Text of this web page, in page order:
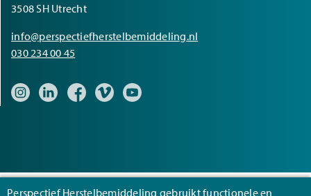
3508 SH Utrecht
info@perspectiefherstelbemiddeling.nl
030 234 00 45
Bezoek onze Instagram pagina
Bezoek onze LinkedIn pagina
Bezoek onze Facebook pagina
Bezoek onze Vimeo pagina
Bezoek onze YouTube pagina
Perspectief Herstelbemiddeling gebruikt functionele en